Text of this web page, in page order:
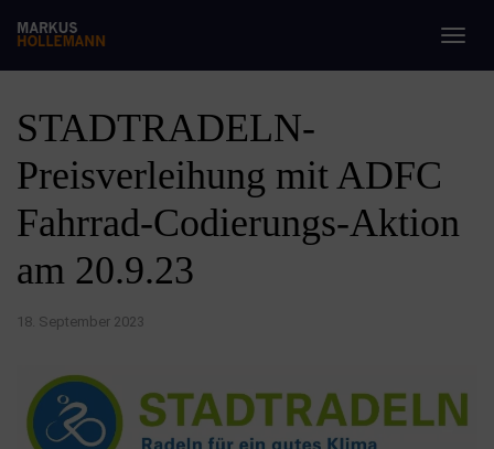
STADTRADELN-
Preisverleihung mit ADFC
Fahrrad-Codierungs-Aktion
am 20.9.23
18. September 2023